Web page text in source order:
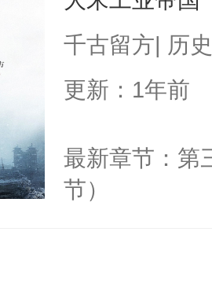
千古留方| 历
更新：1年前
最新章节：第
节）